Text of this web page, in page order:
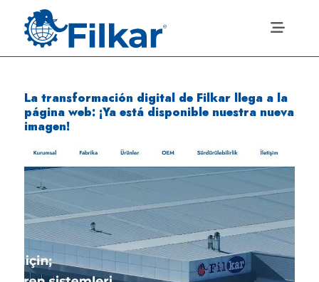
La transformación digital de Filkar llega a la
página web: ¡Ya está disponible nuestra nueva
imagen!